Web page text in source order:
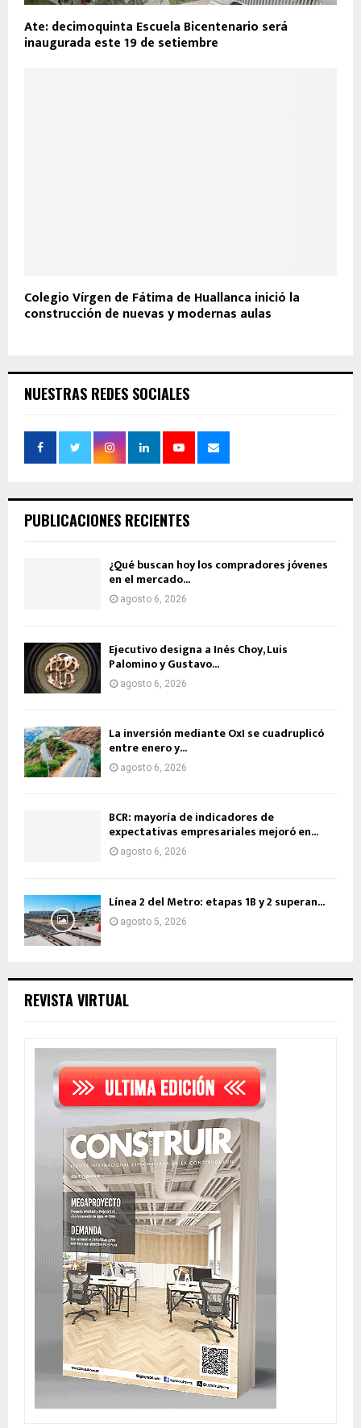
Ate: decimoquinta Escuela Bicentenario será
inaugurada este 19 de setiembre
Colegio Vírgen de Fátima de Huallanca inició la
construcción de nuevas y modernas aulas
NUESTRAS REDES SOCIALES
PUBLICACIONES RECIENTES
¿Qué buscan hoy los compradores jóvenes
en el mercado...
agosto 6, 2026
Ejecutivo designa a Inés Choy, Luis
Palomino y Gustavo...
agosto 6, 2026
La inversión mediante OxI se cuadruplicó
entre enero y...
agosto 6, 2026
BCR: mayoría de indicadores de
expectativas empresariales mejoró en...
agosto 6, 2026
Línea 2 del Metro: etapas 1B y 2 superan...
agosto 5, 2026
REVISTA VIRTUAL